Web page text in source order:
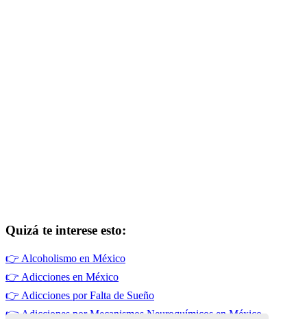
Quizá te interese esto:
👉 Alcoholismo en México
👉 Adicciones en México
👉 Adicciones por Falta de Sueño
👉 Adicciones por Mecanismos Neuroquímicos en México